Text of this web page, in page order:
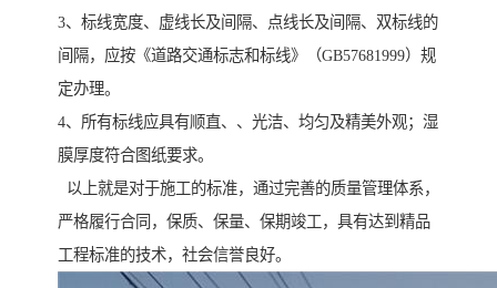
3、标线宽度、虚线长及间隔、点线长及间隔、双标线的
间隔，应按《道路交通标志和标线》（GB57681999）规
定办理。
4、所有标线应具有顺直、、光洁、均匀及精美外观；湿
膜厚度符合图纸要求。
以上就是对于施工的标准，通过完善的质量管理体系，
严格履行合同，保质、保量、保期竣工，具有达到精品
工程标准的技术，社会信誉良好。